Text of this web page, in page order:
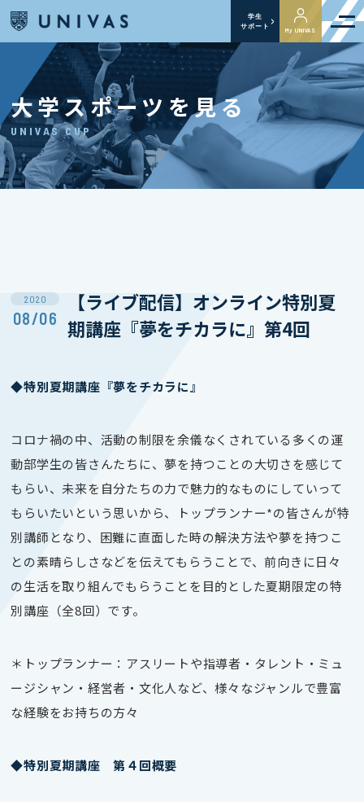
学生
サポート
My UNIVAS
大学スポーツを見る
UNIVAS CUP
2020
08/06
【ライブ配信】オンライン特別夏
期講座『夢をチカラに』第4回
◆特別夏期講座『夢をチカラに』
コロナ禍の中、活動の制限を余儀なくされている多くの運
動部学生の皆さんたちに、夢を持つことの大切さを感じて
もらい、未来を自分たちの力で魅力的なものにしていって
もらいたいという思いから、トップランナー*の皆さんが特
別講師となり、困難に直面した時の解決方法や夢を持つこ
との素晴らしさなどを伝えてもらうことで、前向きに日々
の生活を取り組んでもらうことを目的とした夏期限定の特
別講座（全8回）です。
＊トップランナー：アスリートや指導者・タレント・ミュ
ージシャン・経営者・文化人など、様々なジャンルで豊富
な経験をお持ちの方々
◆特別夏期講座 第４回概要